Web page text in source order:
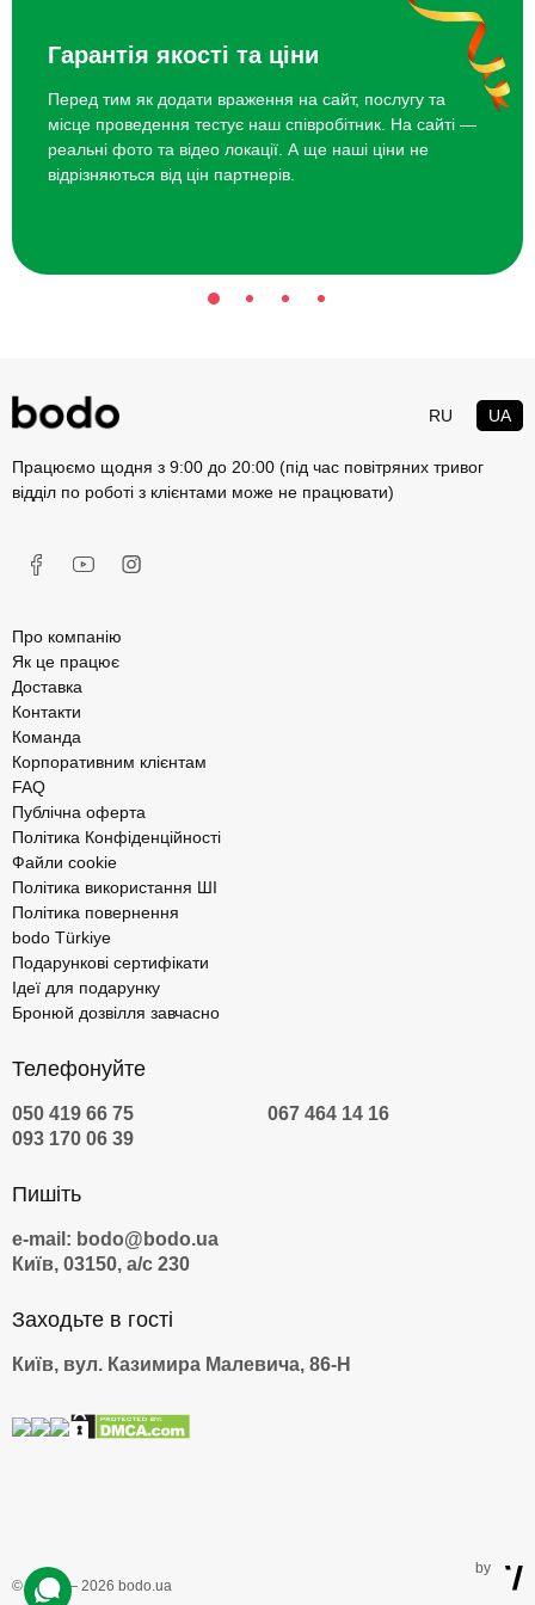
Гарантія якості та ціни
Перед тим як додати враження на сайт, послугу та
місце проведення тестує наш співробітник. На сайті —
реальні фото та відео локації. А ще наші ціни не
відрізняються від цін партнерів.
RU UA
Працюємо щодня з 9:00 до 20:00 (під час повітряних тривог
відділ по роботі з клієнтами може не працювати)
Про компанію
Як це працює
Доставка
Контакти
Команда
Корпоративним клієнтам
FAQ
Публічна оферта
Політика Конфіденційності
Файли cookie
Політика використання ШІ
Політика повернення
bodo Türkiye
Подарункові сертифікати
Ідеї для подарунку
Бронюй дозвілля завчасно
Телефонуйте
050 419 66 75
067 464 14 16
093 170 06 39
Пишіть
e-mail: bodo@bodo.ua
Київ, 03150, а/с 230
Заходьте в гості
Київ, вул. Казимира Малевича, 86-Н
© 2009 — 2026 bodo.ua
by